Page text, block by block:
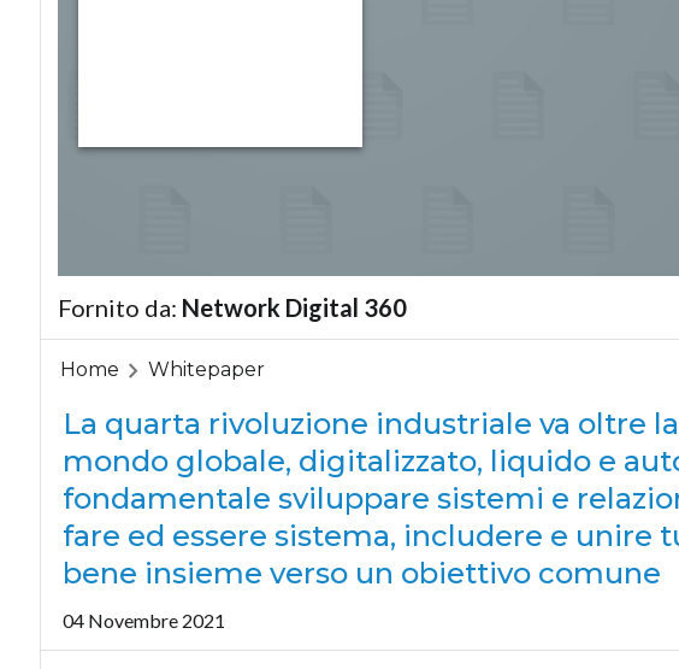
Fornito da: Network Digital 360
Home Whitepaper
La quarta rivoluzione industriale va oltre
mondo globale, digitalizzato, liquido e
fondamentale sviluppare sistemi e
fare ed essere sistema, includere e unire
bene insieme verso un obiettivo comune
04 Novembre 2021